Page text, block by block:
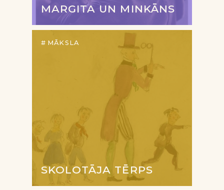
MARGITA UN MINKĀNS
MĀKSLA
SKOLOTĀJA TĒRPS